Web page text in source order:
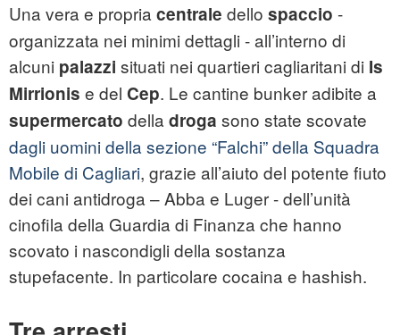
Una vera e propria centrale dello spaccio -
organizzata nei minimi dettagli - all’interno di
alcuni palazzi situati nei quartieri cagliaritani di Is
Mirrionis e del Cep. Le cantine bunker adibite a
supermercato della droga sono state scovate
dagli uomini della sezione “Falchi” della Squadra
Mobile di Cagliari, grazie all’aiuto del potente fiuto
dei cani antidroga – Abba e Luger - dell’unità
cinofila della Guardia di Finanza che hanno
scovato i nascondigli della sostanza
stupefacente. In particolare cocaina e hashish.